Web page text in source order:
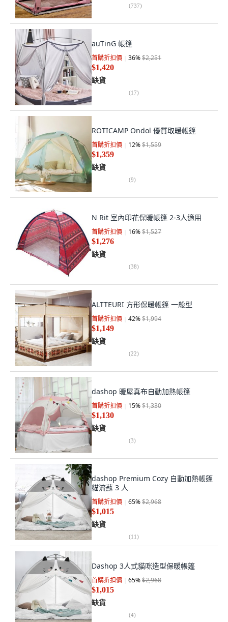
(737)
auTinG 帳篷
首購折扣價 36%$2,251
$1,420
缺貨
(17)
ROTICAMP Ondol 優質取暖帳篷
首購折扣價 12%$1,559
$1,359
缺貨
(9)
N Rit 室內印花保暖帳篷 2-3人適用
首購折扣價 16%$1,527
$1,276
缺貨
(38)
ALTTEURI 方形保暖帳篷 一般型
首購折扣價 42%$1,994
$1,149
缺貨
(22)
dashop 暖屋真布自動加熱帳篷
首購折扣價 15%$1,330
$1,130
缺貨
(3)
dashop Premium Cozy 自動加熱帳篷
貓流蘇 3 人
首購折扣價 65%$2,968
$1,015
缺貨
(11)
Dashop 3人式貓咪造型保暖帳篷
首購折扣價 65%$2,968
$1,015
缺貨
(4)